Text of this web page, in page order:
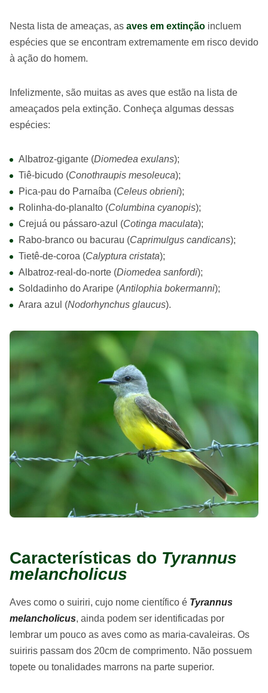
Nesta lista de ameaças, as aves em extinção incluem
espécies que se encontram extremamente em risco devido
à ação do homem.
Infelizmente, são muitas as aves que estão na lista de
ameaçados pela extinção. Conheça algumas dessas
espécies:
Albatroz-gigante (Diomedea exulans);
Tiê-bicudo (Conothraupis mesoleuca);
Pica-pau do Parnaíba (Celeus obrieni);
Rolinha-do-planalto (Columbina cyanopis);
Crejuá ou pássaro-azul (Cotinga maculata);
Rabo-branco ou bacurau (Caprimulgus candicans);
Tietê-de-coroa (Calyptura cristata);
Albatroz-real-do-norte (Diomedea sanfordi);
Soldadinho do Araripe (Antilophia bokermanni);
Arara azul (Nodorhynchus glaucus).
Características do Tyrannus
melancholicus
Aves como o suiriri, cujo nome científico é Tyrannus
melancholicus, ainda podem ser identificadas por
lembrar um pouco as aves como as maria-cavaleiras. Os
suiriris passam dos 20cm de comprimento. Não possuem
topete ou tonalidades marrons na parte superior.